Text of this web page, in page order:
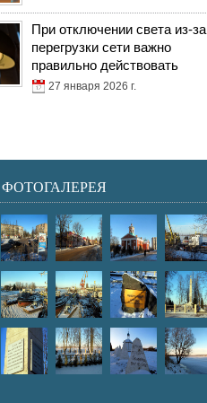
При отключении света из-за
перегрузки сети важно
правильно действовать
27 января 2026 г.
ФОТОГАЛЕРЕЯ